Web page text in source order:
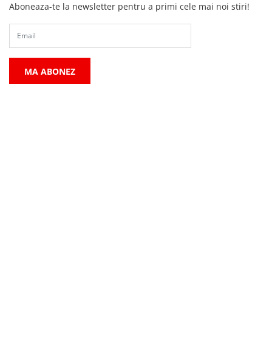
Aboneaza-te la newsletter pentru a primi cele mai noi stiri!
MA ABONEZ